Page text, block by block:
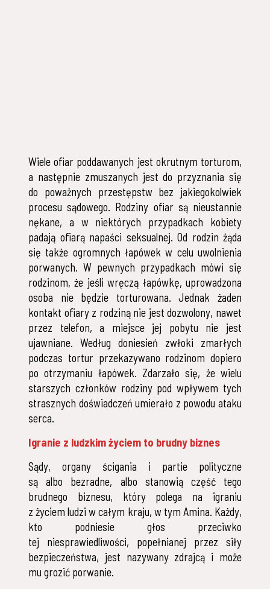
Wiele ofiar poddawanych jest okrutnym torturom,
a następnie zmuszanych jest do przyznania się
do poważnych przestępstw bez jakiegokolwiek
procesu sądowego. Rodziny ofiar są nieustannie
nękane, a w niektórych przypadkach kobiety
padają ofiarą napaści seksualnej. Od rodzin żąda
się także ogromnych łapówek w celu uwolnienia
porwanych. W pewnych przypadkach mówi się
rodzinom, że jeśli wręczą łapówkę, uprowadzona
osoba nie będzie torturowana. Jednak żaden
kontakt ofiary z rodziną nie jest dozwolony, nawet
przez telefon, a miejsce jej pobytu nie jest
ujawniane. Według doniesień zwłoki zmarłych
podczas tortur przekazywano rodzinom dopiero
po otrzymaniu łapówek. Zdarzało się, że wielu
starszych członków rodziny pod wpływem tych
strasznych doświadczeń umierało z powodu ataku
serca.
Igranie z ludzkim życiem to brudny biznes
Sądy, organy ścigania i partie polityczne
są albo bezradne, albo stanowią część tego
brudnego biznesu, który polega na igraniu
z życiem ludzi w całym kraju, w tym Amina. Każdy,
kto podniesie głos przeciwko
tej niesprawiedliwości, popełnianej przez siły
bezpieczeństwa, jest nazywany zdrajcą i może
mu grozić porwanie.